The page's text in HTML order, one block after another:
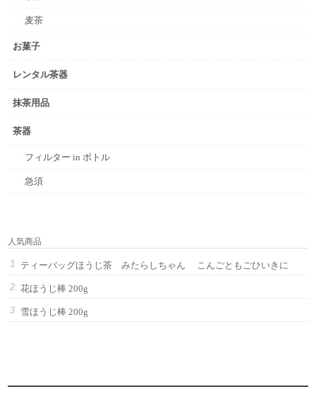
麦茶
お菓子
レンタル茶器
抹茶用品
茶器
フィルター in ボトル
急須
人気商品
ティーバッグほうじ茶 みたらしちゃん こんごともごひいきに
花ほうじ棒 200g
雪ほうじ棒 200g